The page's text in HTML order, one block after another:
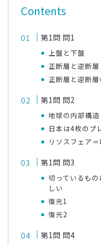
Contents
第1問 問1
上盤と下盤
正断層と逆断層
正断層と逆断
第1問 問2
地球の内部構造
日本は4枚のプ
リソスフェア
第1問 問3
切っているも
しい
復元1
復元2
第1問 問4